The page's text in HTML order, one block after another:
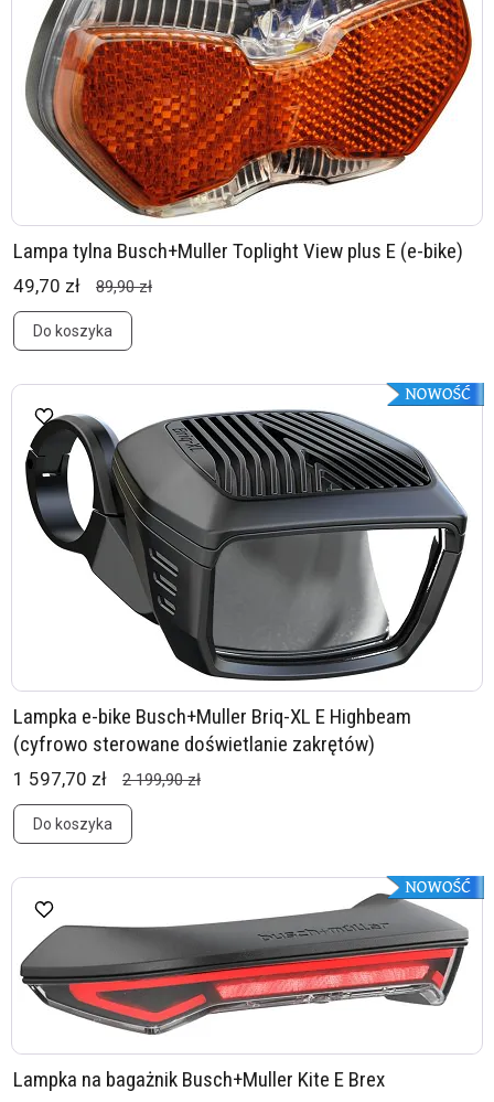
Lampa tylna Busch+Muller Toplight View plus E (e-bike)
49,70 zł 89,90 zł
Do koszyka
Lampka e-bike Busch+Muller Briq-XL E Highbeam
(cyfrowo sterowane doświetlanie zakrętów)
1 597,70 zł 2 199,90 zł
Do koszyka
Lampka na bagażnik Busch+Muller Kite E Brex